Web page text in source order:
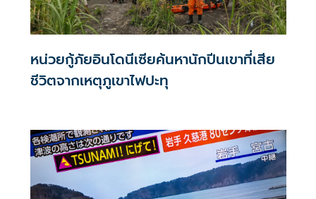
หน่วยกู้ภัยอินโดนีเซียค้นหานักปีนเขาที่เสีย
ชีวิตจากเหตุภูเขาไฟปะทุ